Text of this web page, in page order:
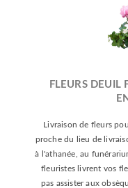
FLEURS DEUIL
Livraison de fleurs
proche du lieu de
à l'athanée, au
fleuristes livrent vos
pas assister aux